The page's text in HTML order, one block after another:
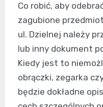
Co robić, aby
zagubione
ul. Dzielnej należy
lub inny dokument
Kiedy jest to
obrączki, zegarka
będzie dokładne